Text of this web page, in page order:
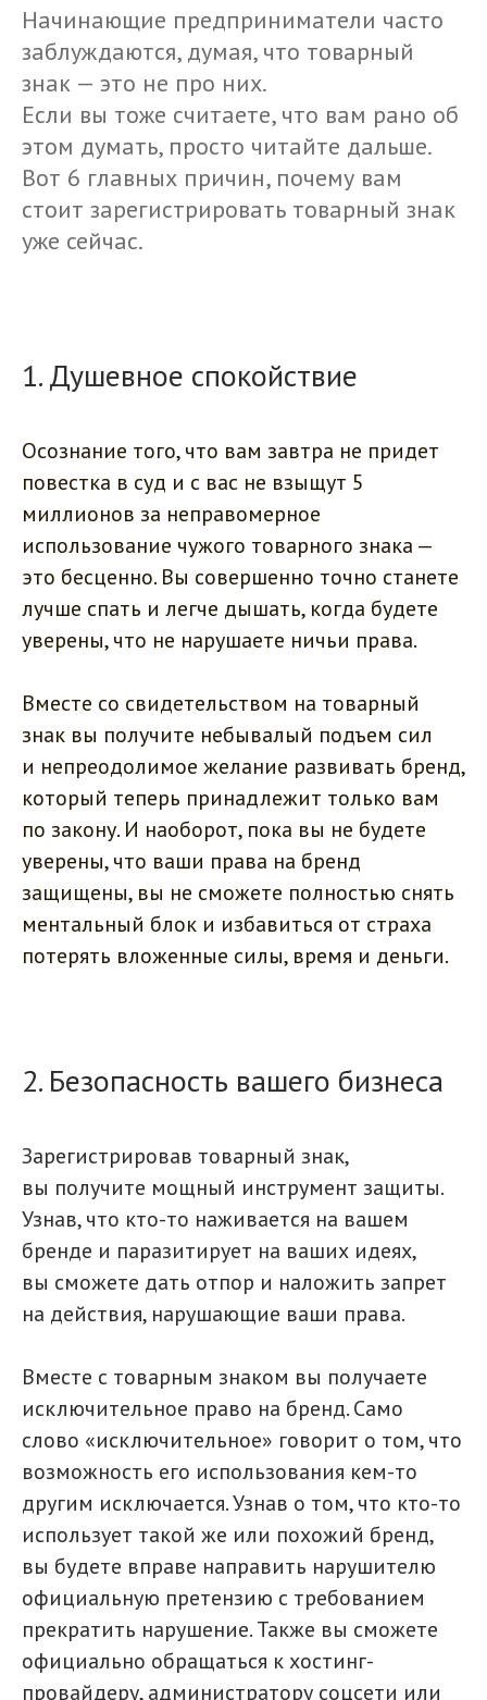
Начинающие предприниматели часто
заблуждаются, думая, что товарный
знак — это не про них.
Если вы тоже считаете, что вам рано об
этом думать, просто читайте дальше.
Вот 6 главных причин, почему вам
стоит зарегистрировать товарный знак
уже сейчас.
1. Душевное спокойствие
Осознание того, что вам завтра не придет
повестка в суд и с вас не взыщут 5
миллионов за неправомерное
использование чужого товарного знака —
это бесценно. Вы совершенно точно станете
лучше спать и легче дышать, когда будете
уверены, что не нарушаете ничьи права.
Вместе со свидетельством на товарный
знак вы получите небывалый подъем сил
и непреодолимое желание развивать бренд,
который теперь принадлежит только вам
по закону. И наоборот, пока вы не будете
уверены, что ваши права на бренд
защищены, вы не сможете полностью снять
ментальный блок и избавиться от страха
потерять вложенные силы, время и деньги.
2. Безопасность вашего бизнеса
Зарегистрировав товарный знак,
вы получите мощный инструмент защиты.
Узнав, что кто-то наживается на вашем
бренде и паразитирует на ваших идеях,
вы сможете дать отпор и наложить запрет
на действия, нарушающие ваши права.
Вместе с товарным знаком вы получаете
исключительное право на бренд. Само
слово «исключительное» говорит о том, что
возможность его использования кем-то
другим исключается. Узнав о том, что кто-то
использует такой же или похожий бренд,
вы будете вправе направить нарушителю
официальную претензию с требованием
прекратить нарушение. Также вы сможете
официально обращаться к хостинг-
провайдеру, администратору соцсети или